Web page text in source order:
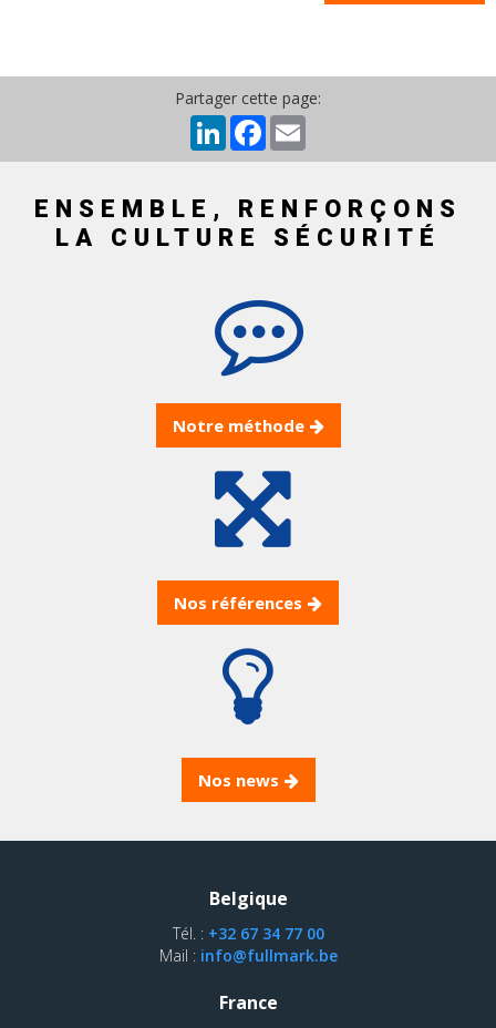
Partager cette page:
LinkedInFacebook
ENSEMBLE, RENFORÇONS
LA CULTURE SÉCURITÉ
Notre méthode
Nos références
Nos news
Belgique
Tél. : +32 67 34 77 00
Mail : info@fullmark.be
France